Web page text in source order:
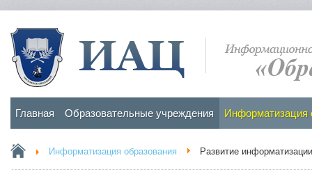
Главная Образовательные учреждения Информатизация
Информатизация образования Развитие